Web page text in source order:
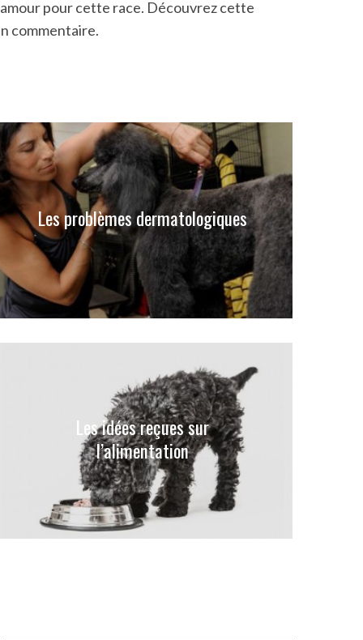
pour cette race. Découvrez cette
commentaire.
Les problèmes dermatologiques
Les idées reçues sur
l’alimentation